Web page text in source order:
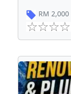
RM 2,000